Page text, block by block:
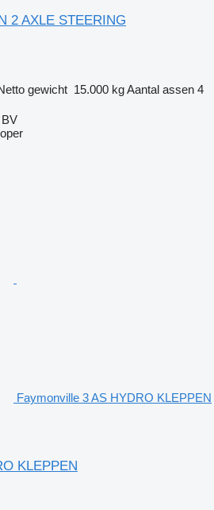
2 AXLE STEERING
gewicht 15.000 kgAantal assen 4
BV
Faymonville 3 AS HYDRO KLEPPEN
KLEPPEN